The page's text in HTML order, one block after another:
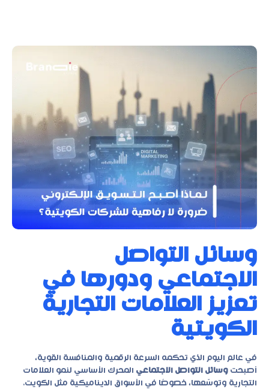
وسائل التواصل
الاجتماعي ودورها في
تعزيز العلامات التجارية
الكويتية
في عالم اليوم الذي تحكمه السرعة الرقمية والمنافسة القوية،
أصبحت وسائل التواصل الاجتماعي المحرك الأساسي لنمو العلامات
التجارية وتوسّعها، خصوصًا في الأسواق الديناميكية مثل الكويت.